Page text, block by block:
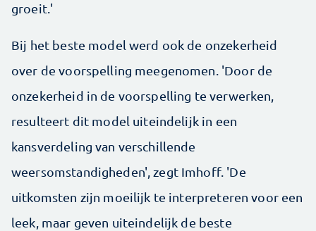
groeit.'
Bij het beste model werd ook de onzekerheid
over de voorspelling meegenomen. 'Door de
onzekerheid in de voorspelling te verwerken,
resulteert dit model uiteindelijk in een
kansverdeling van verschillende
weersomstandigheden', zegt Imhoff. 'De
uitkomsten zijn moeilijk te interpreteren voor een
leek, maar geven uiteindelijk de beste